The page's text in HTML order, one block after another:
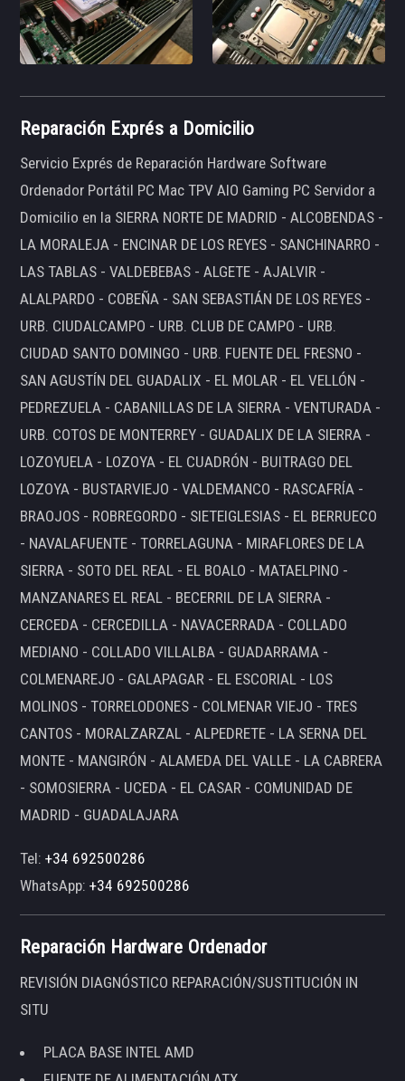
Reparación Exprés a Domicilio
Servicio Exprés de Reparación Hardware Software
Ordenador Portátil PC Mac TPV AIO Gaming PC Servidor a
Domicilio en la SIERRA NORTE DE MADRID - ALCOBENDAS -
LA MORALEJA - ENCINAR DE LOS REYES - SANCHINARRO -
LAS TABLAS - VALDEBEBAS - ALGETE - AJALVIR -
ALALPARDO - COBEÑA - SAN SEBASTIÁN DE LOS REYES -
URB. CIUDALCAMPO - URB. CLUB DE CAMPO - URB.
CIUDAD SANTO DOMINGO - URB. FUENTE DEL FRESNO -
SAN AGUSTÍN DEL GUADALIX - EL MOLAR - EL VELLÓN -
PEDREZUELA - CABANILLAS DE LA SIERRA - VENTURADA -
URB. COTOS DE MONTERREY - GUADALIX DE LA SIERRA -
LOZOYUELA - LOZOYA - EL CUADRÓN - BUITRAGO DEL
LOZOYA - BUSTARVIEJO - VALDEMANCO - RASCAFRÍA -
BRAOJOS - ROBREGORDO - SIETEIGLESIAS - EL BERRUECO
- NAVALAFUENTE - TORRELAGUNA - MIRAFLORES DE LA
SIERRA - SOTO DEL REAL - EL BOALO - MATAELPINO -
MANZANARES EL REAL - BECERRIL DE LA SIERRA -
CERCEDA - CERCEDILLA - NAVACERRADA - COLLADO
MEDIANO - COLLADO VILLALBA - GUADARRAMA -
COLMENAREJO - GALAPAGAR - EL ESCORIAL - LOS
MOLINOS - TORRELODONES - COLMENAR VIEJO - TRES
CANTOS - MORALZARZAL - ALPEDRETE - LA SERNA DEL
MONTE - MANGIRÓN - ALAMEDA DEL VALLE - LA CABRERA
- SOMOSIERRA - UCEDA - EL CASAR - COMUNIDAD DE
MADRID - GUADALAJARA
Tel:+34 692500286
WhatsApp:+34 692500286
Reparación Hardware Ordenador
REVISIÓN DIAGNÓSTICO REPARACIÓN/SUSTITUCIÓN IN
SITU
PLACA BASE INTEL AMD